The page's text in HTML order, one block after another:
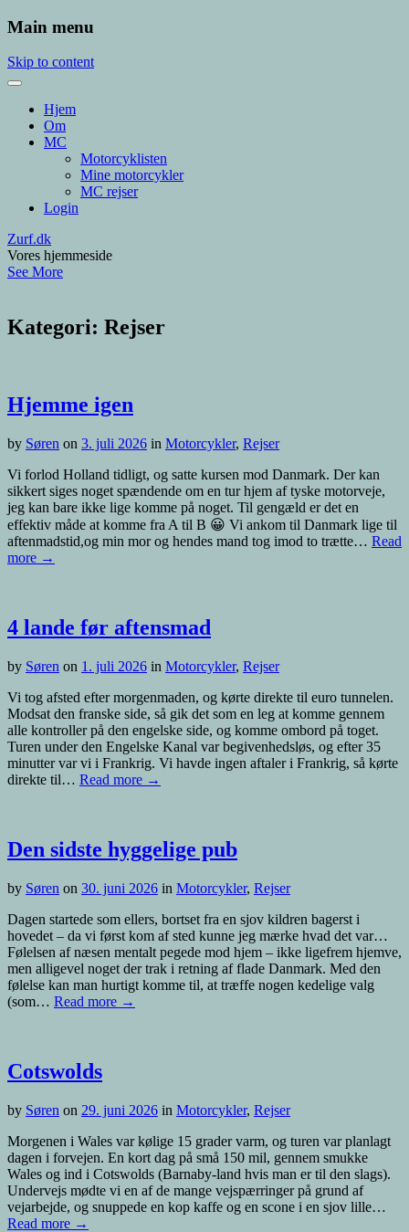
Main menu
Skip to content
Hjem
Om
MC
Motorcyklisten
Mine motorcykler
MC rejser
Login
Zurf.dk
Vores hjemmeside
See More
Kategori: Rejser
Hjemme igen
by Søren on 3. juli 2026 in Motorcykler, Rejser
Vi forlod Holland tidligt, og satte kursen mod Danmark. Der kan
sikkert siges noget spændende om en tur hjem af tyske motorveje,
jeg kan bare ikke lige komme på noget. Til gengæld er det en
effektiv måde at komme fra A til B 😀 Vi ankom til Danmark lige til
aftenmadstid,og min mor og hendes mand tog imod to trætte… Read
more →
4 lande før aftensmad
by Søren on 1. juli 2026 in Motorcykler, Rejser
Vi tog afsted efter morgenmaden, og kørte direkte til euro tunnelen.
Modsat den franske side, så gik det som en leg at komme gennem
alle kontroller på den engelske side, og komme ombord på toget.
Turen under den Engelske Kanal var begivenhedsløs, og efter 35
minutter var vi i Frankrig. Vi havde ingen aftaler i Frankrig, så kørte
direkte til… Read more →
Den sidste hyggelige pub
by Søren on 30. juni 2026 in Motorcykler, Rejser
Dagen startede som ellers, bortset fra en sjov kildren bagerst i
hovedet – da vi først kom af sted kunne jeg mærke hvad det var…
Følelsen af næsen mentalt pegede mod hjem – ikke ligefrem hjemve,
men alligevel noget der trak i retning af flade Danmark. Med den
følelse kan man hurtigt komme til, at træffe nogen kedelige valg
(som… Read more →
Cotswolds
by Søren on 29. juni 2026 in Motorcykler, Rejser
Morgenen i Wales var kølige 15 grader varm, og turen var planlagt
dagen i forvejen. En kort dag på små 150 mil, gennem smukke
Wales og ind i Cotswolds (Barnaby-land hvis man er til den slags).
Undervejs mødte vi en af de mange vejspærringer på grund af
vejarbejde, og snuppede en kop kaffe og en scone i en sjov lille…
Read more →